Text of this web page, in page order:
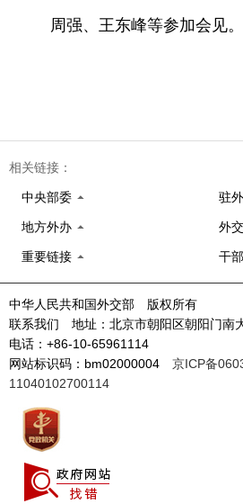
周强、王东峰等参加会见。
相关链接：
中央部委 驻
地方外办 外
重要链接 干
中华人民共和国外交部 版权所有
联系我们 地址：北京市朝阳区朝阳门
电话：+86-10-65961114
网站标识码：bm02000004 京ICP备
11040102700114